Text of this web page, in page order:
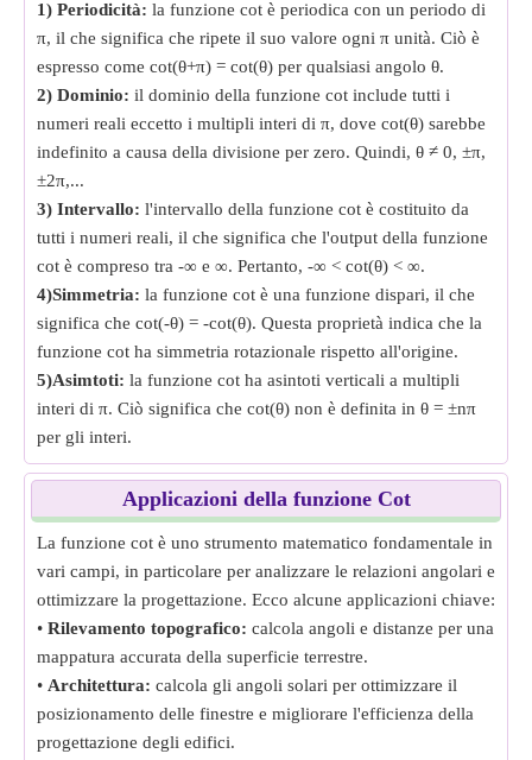
1) Periodicità: la funzione cot è periodica con un periodo di
π, il che significa che ripete il suo valore ogni π unità. Ciò è
espresso come cot(θ+π) = cot(θ) per qualsiasi angolo θ.
2) Dominio: il dominio della funzione cot include tutti i
numeri reali eccetto i multipli interi di π, dove cot(θ) sarebbe
indefinito a causa della divisione per zero. Quindi, θ ≠ 0, ±π,
±2π,...
3) Intervallo: l'intervallo della funzione cot è costituito da
tutti i numeri reali, il che significa che l'output della funzione
cot è compreso tra -∞ e ∞. Pertanto, -∞ < cot(θ) < ∞.
4)Simmetria: la funzione cot è una funzione dispari, il che
significa che cot(-θ) = -cot(θ). Questa proprietà indica che la
funzione cot ha simmetria rotazionale rispetto all'origine.
5)Asimtoti: la funzione cot ha asintoti verticali a multipli
interi di π. Ciò significa che cot(θ) non è definita in θ = ±nπ
per gli interi.
Applicazioni della funzione Cot
La funzione cot è uno strumento matematico fondamentale in
vari campi, in particolare per analizzare le relazioni angolari e
ottimizzare la progettazione. Ecco alcune applicazioni chiave:
• Rilevamento topografico: calcola angoli e distanze per una
mappatura accurata della superficie terrestre.
• Architettura: calcola gli angoli solari per ottimizzare il
posizionamento delle finestre e migliorare l'efficienza della
progettazione degli edifici.